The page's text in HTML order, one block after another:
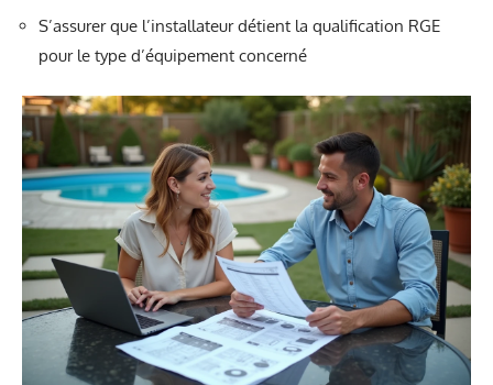
S’assurer que l’installateur détient la qualification RGE
pour le type d’équipement concerné